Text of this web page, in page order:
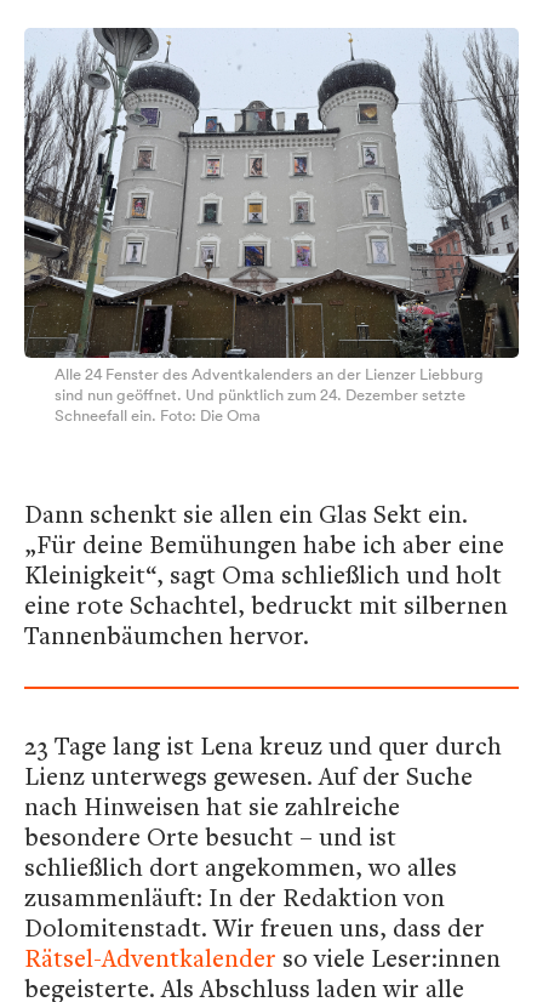
Alle 24 Fenster des Adventkalenders an der Lienzer Liebburg
sind nun geöffnet. Und pünktlich zum 24. Dezember setzte
Schneefall ein. Foto: Die Oma
Dann schenkt sie allen ein Glas Sekt ein.
„Für deine Bemühungen habe ich aber eine
Kleinigkeit“, sagt Oma schließlich und holt
eine rote Schachtel, bedruckt mit silbernen
Tannenbäumchen hervor.
23 Tage lang ist Lena kreuz und quer durch
Lienz unterwegs gewesen. Auf der Suche
nach Hinweisen hat sie zahlreiche
besondere Orte besucht – und ist
schließlich dort angekommen, wo alles
zusammenläuft: In der Redaktion von
Dolomitenstadt. Wir freuen uns, dass der
Rätsel-Adventkalender so viele Leser:innen
begeisterte. Als Abschluss laden wir alle